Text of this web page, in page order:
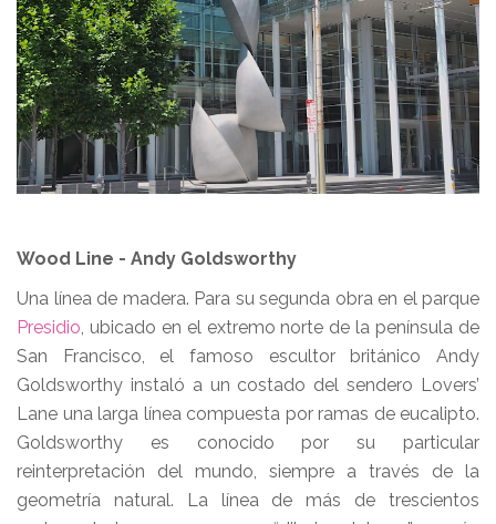
Wood Line - Andy Goldsworthy
Una línea de madera. Para su segunda obra en el parque
Presidio, ubicado en el extremo norte de la península de
San Francisco, el famoso escultor británico Andy
Goldsworthy instaló a un costado del sendero Lovers’
Lane una larga línea compuesta por ramas de eucalipto.
Goldsworthy es conocido por su particular
reinterpretación del mundo, siempre a través de la
geometría natural. La línea de más de trescientos